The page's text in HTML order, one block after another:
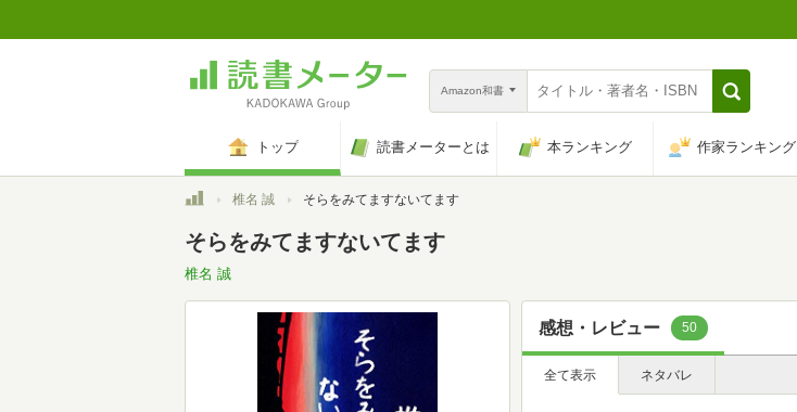
Amazon和書
トップ 読書メーターとは 本ランキング 作家ランキング
トップ椎名 誠 そらをみてますないてます
そらをみてますないてます
椎名 誠
感想・レビュー 50
全て表示 ネタバレ